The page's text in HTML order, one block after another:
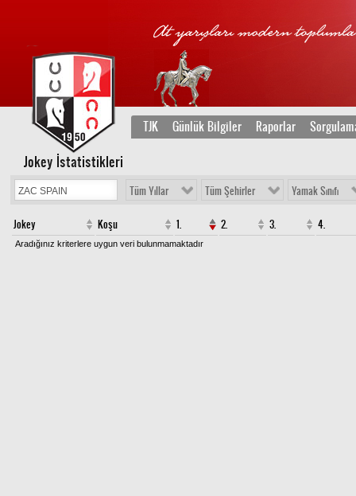
TJK Günlük Bilgiler Raporlar
Jokey İstatistikleri
Tüm Yıllar Tüm Şehirler Yamak Sınıfı
Jokey Koşu 1. 2. 3. 4.
Aradığınız kriterlere uygun veri bulunmamaktadır